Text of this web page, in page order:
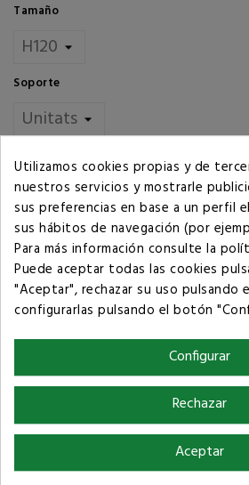
Tamaño
Soporte
AÑADIR AL CARRITO
Compartir
Política de privacidad
Términos y condiciones de
Utilizamos cookies propias y de
nuestros servicios y mostrarle
sus preferencias en base a un perfil
sus hábitos de navegación (por
Para más información consulte la
Puede aceptar todas las cookies
"Aceptar", rechazar su uso pulsando
configurarlas pulsando el botón
Configurar
Rechazar
Aceptar